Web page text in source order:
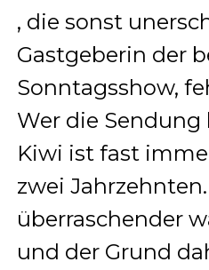
, die sonst
Gastgeberin der
Sonntagsshow,
Wer die Sendung
Kiwi ist fast
zwei
überraschender
und der Grund